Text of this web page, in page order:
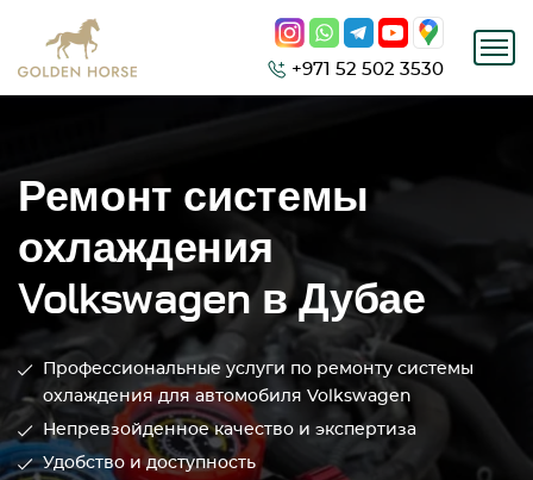
+971 52 502 3530
Ремонт системы
охлаждения
Volkswagen в Дубае
Профессиональные услуги по ремонту системы
охлаждения для автомобиля Volkswagen
Непревзойденное качество и экспертиза
Удобство и доступность